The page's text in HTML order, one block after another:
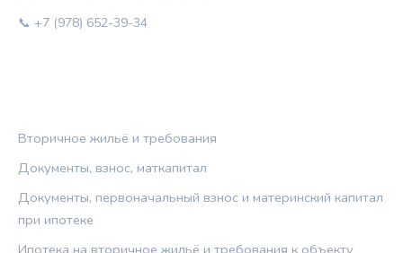
📞 +7 (978) 652-39-34
Вторичное жильё и требования
Документы, взнос, маткапитал
Документы, первоначальный взнос и материнский капитал
при ипотеке
Ипотека на вторичное жильё и требования к объекту